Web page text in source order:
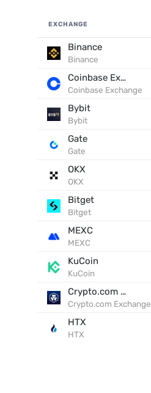
EXCHANGE
Binance
Binance
Coinbase Exchange
Coinbase Exchange
Bybit
Bybit
Gate
Gate
OKX
OKX
Bitget
Bitget
MEXC
MEXC
KuCoin
KuCoin
Crypto.com Exchange
Crypto.com Exchange
HTX
HTX